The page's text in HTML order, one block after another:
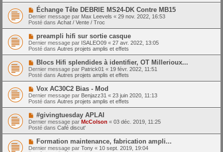
e
s
a
g
e
a
u
m
e
s
s
a
g
e
N
o
u
v
u
m
e
s
a
g
e
Échange Tête DEBRIE MS24-DK Contre MB15
Dernier message par Max Leevels « 29 nov. 2022, 16:53
Posté dans Achat / Vente / Troc
N
o
u
v
e
a
u
m
e
s
s
a
g
preampli hifi sur sortie casque
Dernier message par ISALEO09 « 27 avr. 2022, 13:05
Posté dans Autres projets amplis et effets
N
o
u
v
e
u
m
e
s
s
a
g
e
Blocs Hifi splendides à identifier, OT Millerioux...
Dernier message par Patrick01 « 19 févr. 2022, 11:51
Posté dans Autres projets amplis et effets
N
o
u
v
a
u
m
e
s
Vox AC30C2 Bias - Mod
Dernier message par Benjazz31 « 23 juin 2020, 11:13
Posté dans Autres projets amplis et effets
N
o
u
v
e
a
u
#givingtuesday APLAI
Dernier message par McColson « 03 déc. 2019, 11:25
Posté dans Café discut'
N
o
Formation maintenance, fabrication ampli...
Dernier message par Tony « 10 sept. 2019, 19:04